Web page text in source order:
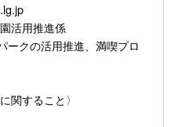
活用推進係
クの活用推進、満喫プロ
すること〉